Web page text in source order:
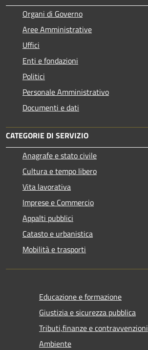
Organi di Governo
Aree Amministrative
Uffici
Enti e fondazioni
Politici
Personale Amministrativo
Documenti e dati
CATEGORIE DI SERVIZIO
Anagrafe e stato civile
Cultura e tempo libero
Vita lavorativa
Imprese e Commercio
Appalti pubblici
Catasto e urbanistica
Mobilità e trasporti
Educazione e formazione
Giustizia e sicurezza pubblica
Tributi,finanze e contravvenzioni
Ambiente